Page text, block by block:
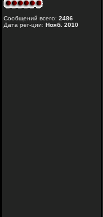
Сообщений всего: 2486
Дата рег-ции: Нояб. 2010